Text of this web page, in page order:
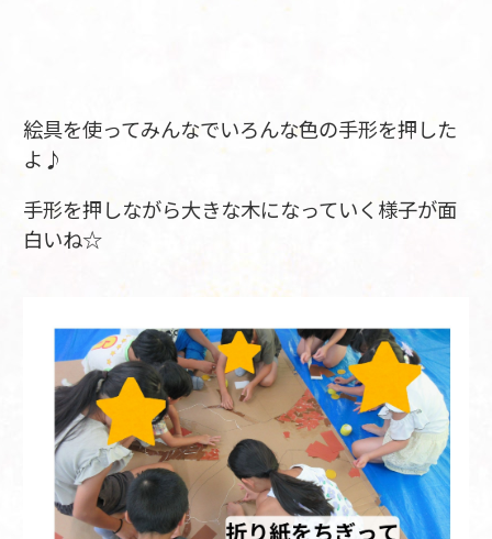
絵具を使ってみんなでいろんな色の手形を押した
よ♪
手形を押しながら大きな木になっていく様子が面
白いね☆